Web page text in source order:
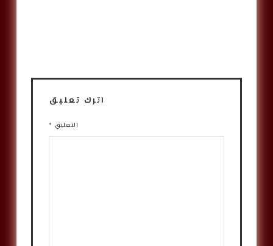
اترك تعليق
التعليق *